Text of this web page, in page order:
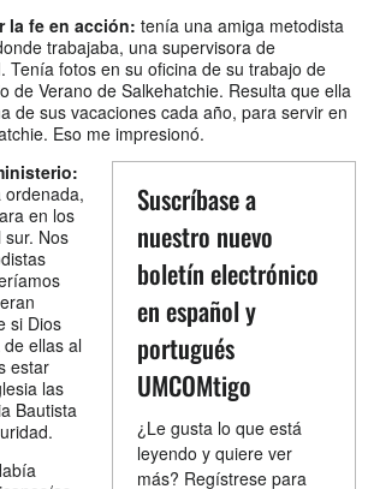
la fe en acción: tenía una amiga metodista
trabajaba, una supervisora de
Tenía fotos en su oficina de su trabajo de
de Verano de Salkehatchie. Resulta que ella
de sus vacaciones cada año, para servir en
Eso me impresionó.
Suscríbase a
nuestro nuevo
boletín electrónico
en español y
portugués
UMCOMtigo
¿Le gusta lo que está
leyendo y quiere ver
más? Regístrese para
ordenada,
en los
Nos
si Dios
ellas al
estar
las
Bautista